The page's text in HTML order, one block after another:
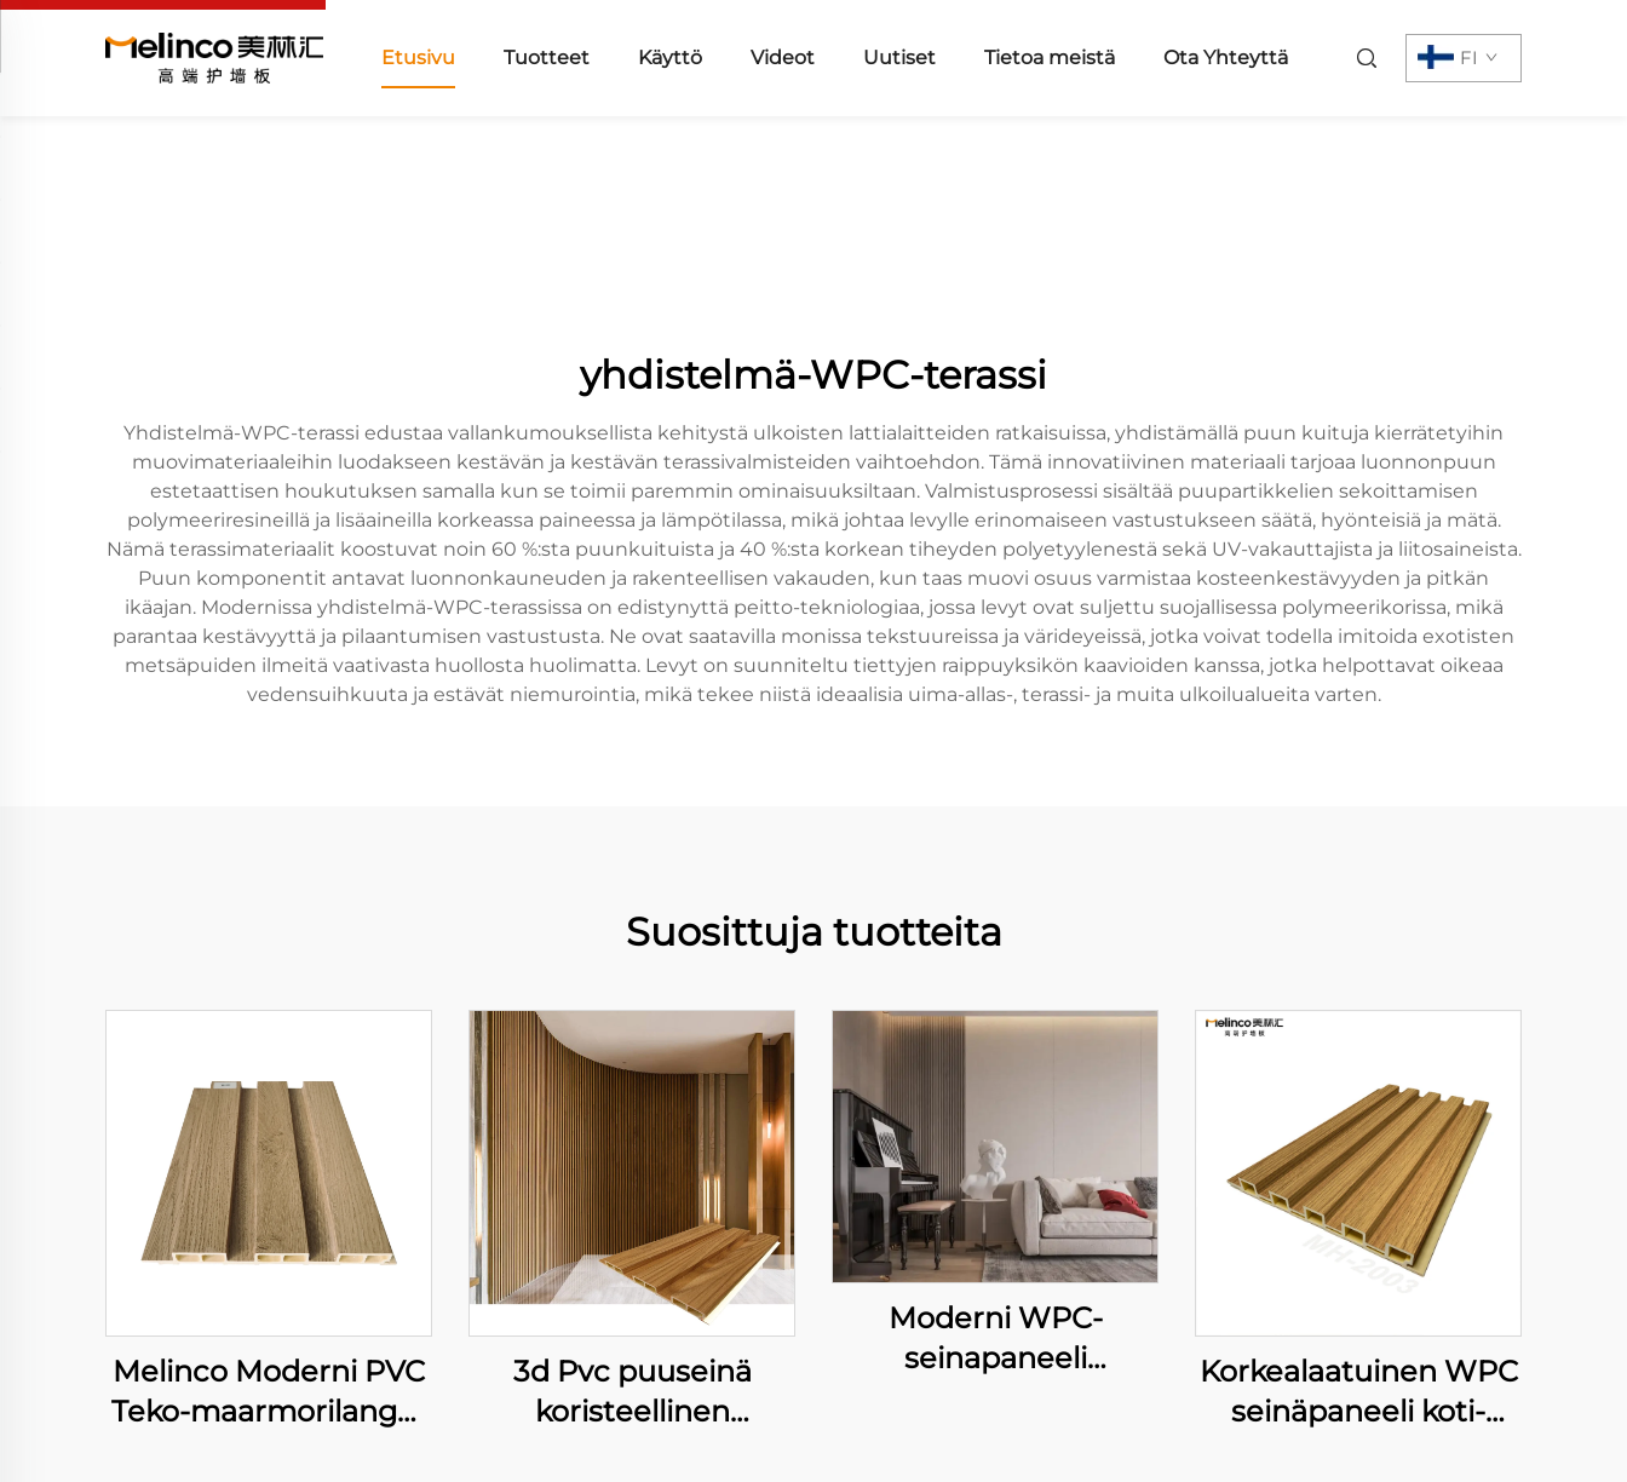
Etusivu Tuotteet Käyttö Videot Uutiset Tietoa meistä Ota Yhteyttä FI
yhdistelmä-WPC-terassi
Yhdistelmä-WPC-terassi edustaa vallankumouksellista kehitystä ulkoisten lattialaitteiden ratkaisuissa, yhdistämällä puun kuituja kierrätetyihin
muovimateriaaleihin luodakseen kestävän ja kestävän terassivalmisteiden vaihtoehdon. Tämä innovatiivinen materiaali tarjoaa luonnonpuun
estetaattisen houkutuksen samalla kun se toimii paremmin ominaisuuksiltaan. Valmistusprosessi sisältää puupartikkelien sekoittamisen
polymeeriresineillä ja lisäaineilla korkeassa paineessa ja lämpötilassa, mikä johtaa levylle erinomaiseen vastustukseen säätä, hyönteisiä ja mätä.
Nämä terassimateriaalit koostuvat noin 60 %:sta puunkuituista ja 40 %:sta korkean tiheyden polyetyylenestä sekä UV-vakauttajista ja liitosaineista.
Puun komponentit antavat luonnonkauneuden ja rakenteellisen vakauden, kun taas muovi osuus varmistaa kosteenkestävyyden ja pitkän
ikäajan. Modernissa yhdistelmä-WPC-terassissa on edistynyttä peitto-tekniologiaa, jossa levyt ovat suljettu suojallisessa polymeerikorissa, mikä
parantaa kestävyyttä ja pilaantumisen vastustusta. Ne ovat saatavilla monissa tekstuureissa ja värideyeissä, jotka voivat todella imitoida exotisten
metsäpuiden ilmeitä vaativasta huollosta huolimatta. Levyt on suunniteltu tiettyjen raippuyksikön kaavioiden kanssa, jotka helpottavat oikeaa
vedensuihkuuta ja estävät niemurointia, mikä tekee niistä ideaalisia uima-allas-, terassi- ja muita ulkoilualueita varten.
Suosittuja tuotteita
Melinco Moderni PVC
Teko-maarmorilangat
3d Pvc puuseinä
koristeellinen
Moderni WPC-
seinapaneeli
Korkealaatuinen WPC
seinäpaneeli koti-